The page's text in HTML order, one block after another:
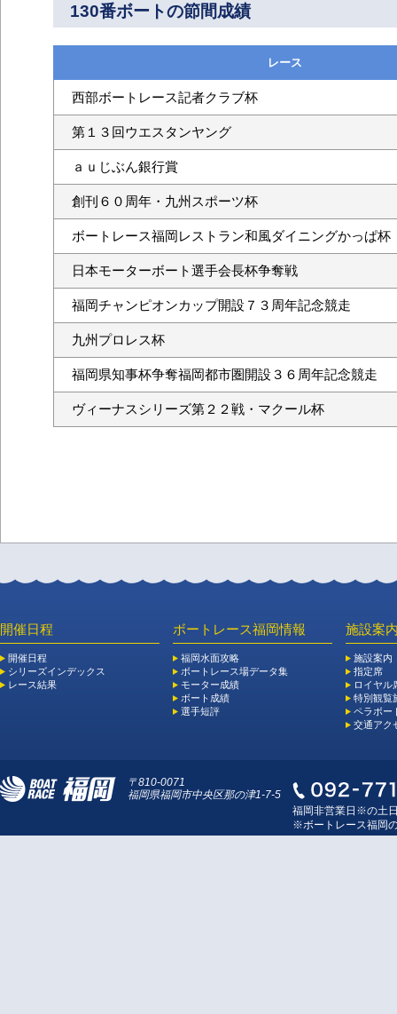
130番ボートの節間成績
レース
西部ボートレース記者クラブ杯
第１３回ウエスタンヤング
ａｕじぶん銀行賞
創刊６０周年・九州スポーツ杯
ボートレース福岡レストラン和風ダイニングかっぱ杯
日本モーターボート選手会長杯争奪戦
福岡チャンピオンカップ開設７３周年記念競走
九州プロレス杯
福岡県知事杯争奪福岡都市圏開設３６周年記念競走
ヴィーナスシリーズ第２２戦・マクール杯
開催日程
開催日程
シリーズインデックス
レース結果
ボートレース福岡情報
福岡水面攻略
ボートレース場データ集
モーター成績
ボート成績
選手短評
施設案
施設案内
指定席
ロイヤル
特別観覧
ペラボー
交通アク
〒810-0071
福岡県福岡市中央区那の津1-7-5
福岡非営業日※の土
※ボートレース福岡